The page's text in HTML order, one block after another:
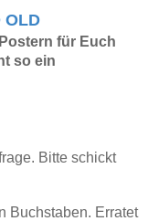
OLD
für Euch
so ein
Bitte schickt
Buchstaben. Erratet